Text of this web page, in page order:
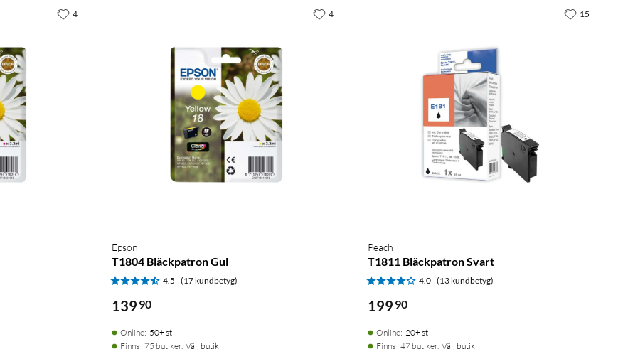
4
Epson
T1804 Bläckpatron Gul
4.5 (17 kundbetyg)
139 90
Online: 50+ st
Finns i 75 butiker. Välj butik
4
Peach
T1811 Bläckpatron Svart
4.0 (13 kundbetyg)
199 90
Online: 20+ st
Finns i 47 butiker. Välj butik
15